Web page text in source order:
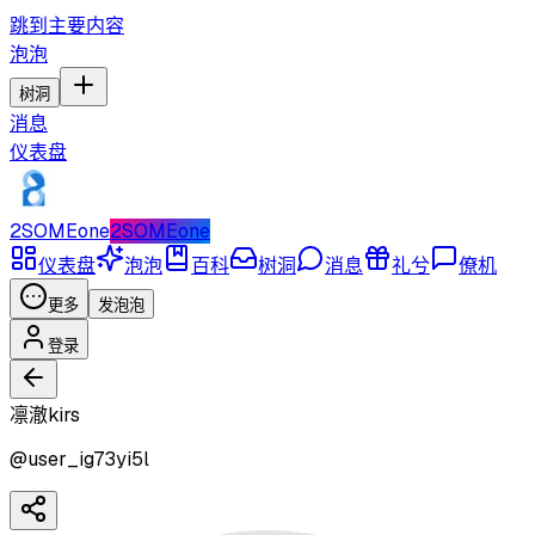
跳到主要内容
泡泡
树洞
消息
仪表盘
2SOMEone2SOMEone
仪表盘
泡泡 百科 树洞 消息 礼兮 僚机
更多 发泡泡
登录
凛澈kirs
@user_ig73yi5l